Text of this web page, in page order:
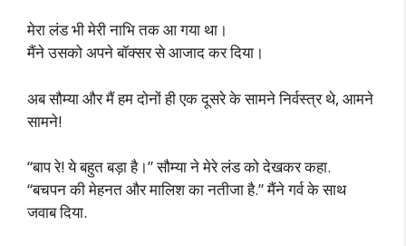
मेरा लंड भी मेरी नाभि तक आ गया था।
मैंने उसको अपने बॉक्सर से आजाद कर दिया।
अब सौम्या और मैं हम दोनों ही एक दूसरे के सामने निर्वस्त्र थे, आमने
सामने!
“बाप रे! ये बहुत बड़ा है।” सौम्या ने मेरे लंड को देखकर कहा.
“बचपन की मेहनत और मालिश का नतीजा है.” मैंने गर्व के साथ
जवाब दिया.